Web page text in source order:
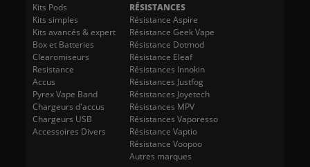
Kits Pods
Kits simples
Kits avancés & expert
Box et Batteries
Clearomiseurs
Resistance
Accus
Pyrex Vape Band
Chargeurs d'accus
Chargeurs USB
Accessoires Divers
RÉSISTANCES
Résistance Aspire
Résistance Geek Vape
Résistance Dotmod
Résistance Eleaf
Résistances Innokin
Résistances Justfog
Résistances Joyetech
Résistances MPV
Résistances Vaporesso
Résistance Vaptio
Résistance Voopoo
Autres marques